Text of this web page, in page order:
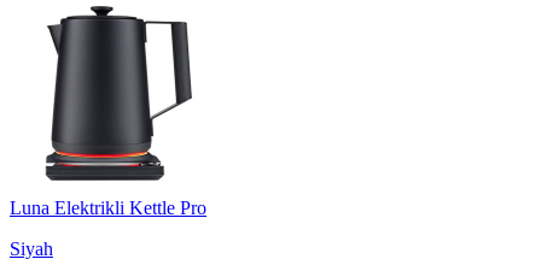
Luna Elektrikli Kettle Pro
Siyah